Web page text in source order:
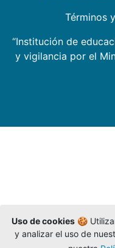
Términos
“Institución de
y vigilancia por el
Uso de cookies 🍪
y analizar el uso de